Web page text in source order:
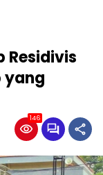
Residivis
yang
146